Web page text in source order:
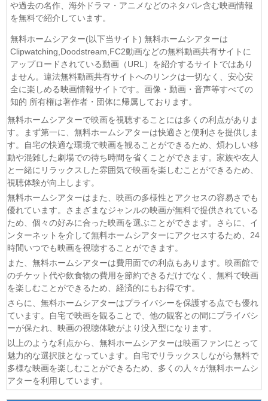
(08/08) ミッドナイト屋台2〜ル・モンドゥ〜 第6話
(08/08) 黄泉のツガイ 第18話
(08/08) グロウアップショウ～ひまわりのサーカス団～ 第6話
(08/08) 夏色の雲が恋と嵐をまきおこす 第5話
(08/08) 岩元先輩ノ推薦 第6話
(08/08)BLEACH 千年血戦篇-禍進譚- 第3話
(08/08)BLACK TORCH 第6話
(08/08)猫と竜 第7話
(08/08)告白ー25年目の秘密ー 第5話
(08/08)クレヨンしんちゃん 2026年8月8日
(08/08)ドラえもん 2026年8月8日
(08/08) 本好きの下剋上 領主の養女 第17話
(08/08)うしろの正面カムイさん 第6話
(08/08)ヘルモード～やり込み好きのゲーマーは廃設定の異世界で
無双する～ 2nd Season 第6話
(08/08)晩酌の流儀５ 〜夏編〜 第6話
(07/08)探偵のままでいて 第4話
(07/08)ストレンジ-伊藤潤二の夜も眠れぬ奇妙な話- 第6話
や過去の名作、海外ドラマ・アニメなどのネタバレ含む映画情報
を無料で紹介しています。
無料ホームシアター(以下当サイト) 無料ホームシアターは
Clipwatching,Doodstream,FC2動画などの無料動画共有サイトに
アップロードされている動画（URL）を紹介するサイトではあり
ません。違法無料動画共有サイトへのリンクは一切なく、安心安
全に楽しめる映画情報サイトです。画像・動画・音声等すべての
知的 所有権は著作者・団体に帰属しております。
無料ホームシアターで映画を視聴することには多くの利点がありま
す。まず第一に、無料ホームシアターは快適さと便利さを提供しま
す。自宅の快適な環境で映画を観ることができるため、煩わしい移
動や混雑した劇場での待ち時間を省くことができます。家族や友人
と一緒にリラックスした雰囲気で映画を楽しむことができるため、
視聴体験が向上します。
無料ホームシアターはまた、映画の多様性とアクセスの容易さでも
優れています。さまざまなジャンルの映画が無料で提供されている
ため、個々の好みに合った映画を選ぶことができます。さらに、イ
ンターネットを介して無料ホームシアターにアクセスするため、24
時間いつでも映画を視聴することができます。
また、無料ホームシアターは費用面での利点もあります。映画館で
のチケット代や飲食物の費用を節約できるだけでなく、無料で映画
を楽しむことができるため、経済的にもお得です。
さらに、無料ホームシアターはプライバシーを保護する点でも優れ
ています。自宅で映画を観ることで、他の観客との間にプライバシ
ーが保たれ、映画の視聴体験がより没入型になります。
以上のような利点から、無料ホームシアターは映画ファンにとって
魅力的な選択肢となっています。自宅でリラックスしながら無料で
多様な映画を楽しむことができるため、多くの人々が無料ホームシ
アターを利用しています。